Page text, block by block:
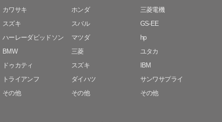
カワサキ
スズキ
ハーレーダビッドソン
BMW
ドゥカティ
トライアンフ
その他
ホンダ
スバル
マツダ
三菱
スズキ
ダイハツ
その他
三菱電機
GS-EE
hp
ユタカ
IBM
サンワサプライ
その他